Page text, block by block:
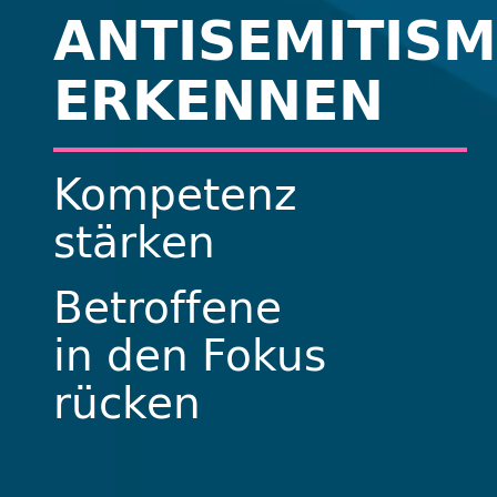
ERKENNEN
Kompetenz
stärken
Betroffene
in den Fokus
rücken